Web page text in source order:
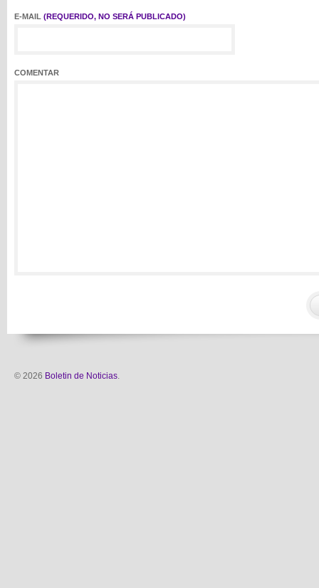
E-MAIL (REQUERIDO, NO SERÁ PUBLICADO)
COMENTAR
© 2026 Boletin de Noticias.